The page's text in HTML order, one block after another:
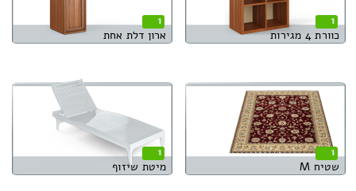
1
כוורת 4 מגירות
1
ארון דלת אחת
1
שטיח M
1
מיטת שיזוף